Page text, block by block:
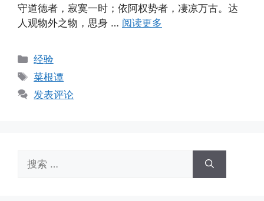
守道德者，寂寞一时；依阿权势者，凄凉万古。达
人观物外之物，思身 … 阅读更多
分
类
经验
标
签
菜根谭
发表评论
索：